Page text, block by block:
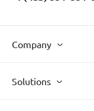
Company
Solutions